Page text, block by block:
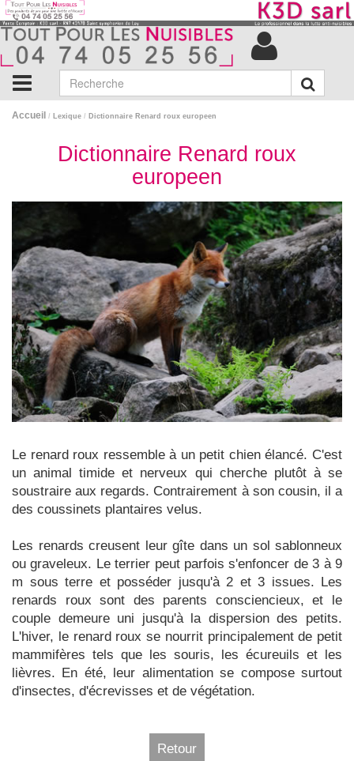
Accueil / Lexique / Dictionnaire Renard roux europeen
Dictionnaire Renard roux
europeen
Le renard roux ressemble à un petit chien élancé. C'est
un animal timide et nerveux qui cherche plutôt à se
soustraire aux regards. Contrairement à son cousin, il a
des coussinets plantaires velus.
Les renards creusent leur gîte dans un sol sablonneux
ou graveleux. Le terrier peut parfois s'enfoncer de 3 à 9
m sous terre et posséder jusqu'à 2 et 3 issues. Les
renards roux sont des parents consciencieux, et le
couple demeure uni jusqu'à la dispersion des petits.
L'hiver, le renard roux se nourrit principalement de petit
mammifères tels que les souris, les écureuils et les
lièvres. En été, leur alimentation se compose surtout
d'insectes, d'écrevisses et de végétation.
Retour